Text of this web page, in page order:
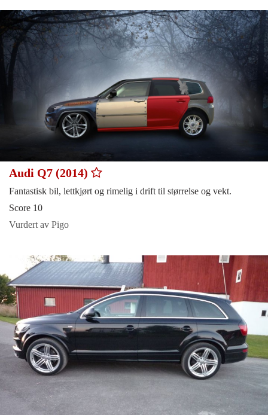
Audi Q7 (2014)
Fantastisk bil, lettkjørt og rimelig i drift til størrelse og vekt.
Score 10
Vurdert av Pigo